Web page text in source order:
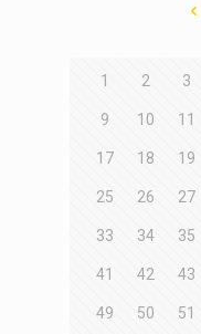
1 2 3
9 10 11
17 18 19
25 26 27
33 34 35
41 42 43
49 50 51